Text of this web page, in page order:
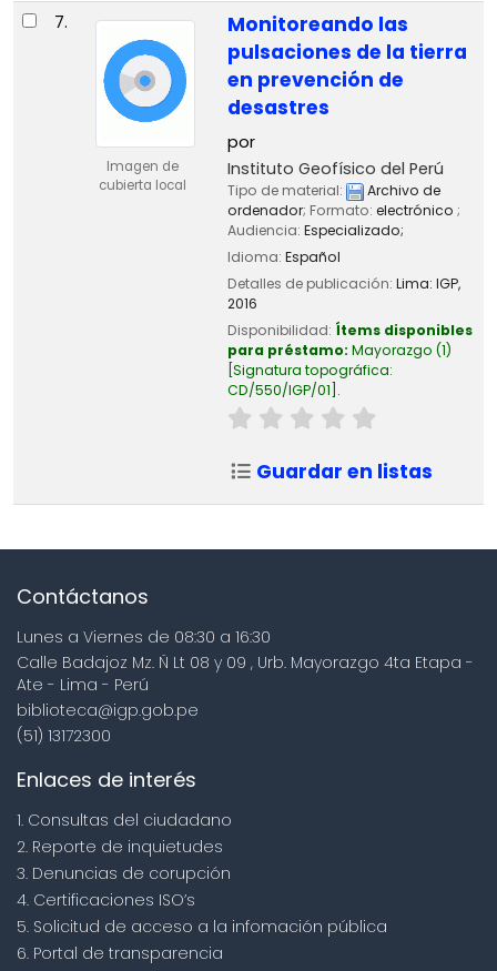
7.
Imagen de
cubierta local
Monitoreando las
pulsaciones de la tierra
en prevención de
desastres
por
Instituto Geofísico del Perú
Tipo de material:
Archivo de
ordenador; Formato: electrónico ;
Audiencia: Especializado;
Idioma: Español
Detalles de publicación: Lima: IGP,
2016
Disponibilidad: Ítems disponibles
para préstamo: Mayorazgo (1)
Signatura topográfica:
CD/550/IGP/01 .
Guardar en listas
Contáctanos
Lunes a Viernes de 08:30 a 16:30
Calle Badajoz Mz. Ñ Lt 08 y 09 , Urb. Mayorazgo 4ta Etapa -
Ate - Lima - Perú
biblioteca@igp.gob.pe
(51) 13172300
Enlaces de interés
1. Consultas del ciudadano
2. Reporte de inquietudes
3. Denuncias de corupción
4. Certificaciones ISO’s
5. Solicitud de acceso a la infomación pública
6. Portal de transparencia